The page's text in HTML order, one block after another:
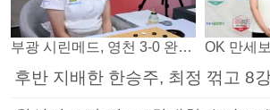
부광 시린메드, 영천 3-0 완파하며 4연패 탈출
후반 지배한 한승주, 최정 꺾고 8